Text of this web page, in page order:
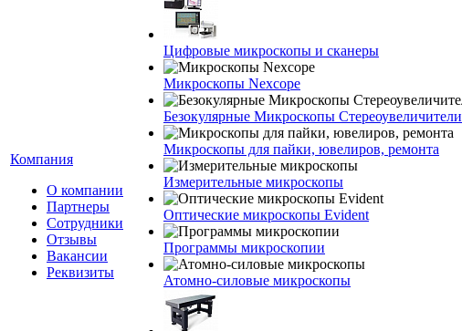
Компания
О компании
Партнеры
Сотрудники
Отзывы
Вакансии
Реквизиты
Цифровые микроскопы и сканеры
Микроскопы Nexcope
Безокулярные Микроскопы Стереоувеличители
Микроскопы для пайки, ювелиров, ремонта
Измерительные микроскопы
Оптические микроскопы Evident
Программы микроскопии
Атомно-силовые микроскопы